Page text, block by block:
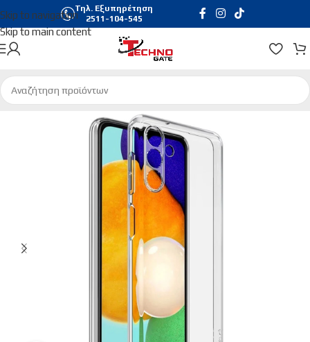
Skip to navigation
Skip to main content
Τηλ. Εξυπηρέτηση
2511-104-545
Αρχική σελίδα/Τηλεφωνία & Tablets/Θήκες Κινητών